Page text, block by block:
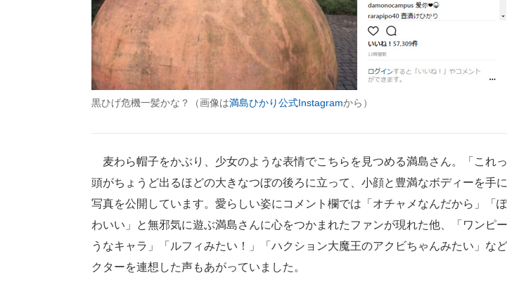
黒ひげ危機一髪かな？（画像は満島ひかり公式Instagramから）
麦わら帽子をかぶり、少女のような表情でこちらを見つめる満島さん。「これ
頭がちょうど出るほどの大きなつぼの後ろに立って、小顔と豊満なボディーを手
写真を公開しています。愛らしい姿にコメント欄では「オチャメなんだから」「
わいい」と無邪気に遊ぶ満島さんに心をつかまれたファンが現れた他、「ワンピ
うなキャラ」「ルフィみたい！」「ハクション大魔王のアクビちゃんみたい」な
クターを連想した声もあがっていました。